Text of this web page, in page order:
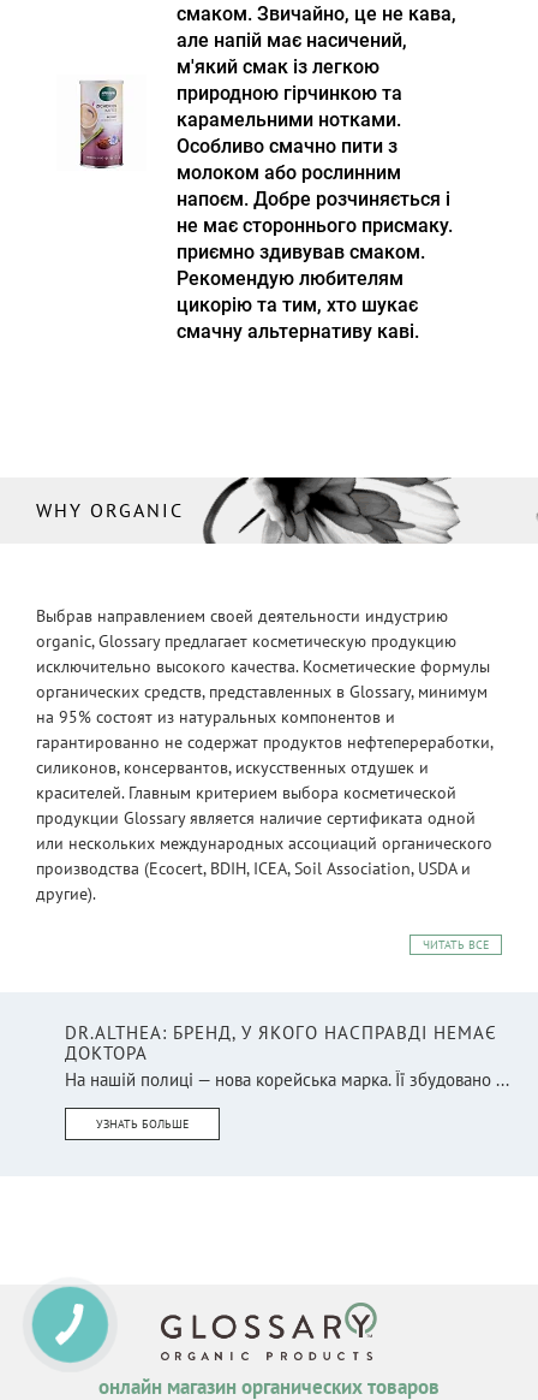
смаком. Звичайно, це не кава,
але напій має насичений,
м'який смак із легкою
природною гірчинкою та
карамельними нотками.
Особливо смачно пити з
молоком або рослинним
напоєм. Добре розчиняється і
не має стороннього присмаку.
приємно здивував смаком.
Рекомендую любителям
цикорію та тим, хто шукає
смачну альтернативу каві.
WHY ORGANIC
Выбрав направлением своей деятельности индустрию
organic, Glossary предлагает косметическую продукцию
исключительно высокого качества. Косметические формулы
органических средств, представленных в Glossary, минимум
на 95% состоят из натуральных компонентов и
гарантированно не содержат продуктов нефтепереработки,
силиконов, консервантов, искусственных отдушек и
красителей. Главным критерием выбора косметической
продукции Glossary является наличие сертификата одной
или нескольких международных ассоциаций органического
производства (Ecocert, BDIH, ICEA, Soil Association, USDA и
другие).
ЧИТАТЬ ВСЕ
DR.ALTHEA: БРЕНД, У ЯКОГО НАСПРАВДІ НЕМАЄ
ДОКТОРА
На нашій полиці — нова корейська марка. Її збудовано ...
УЗНАТЬ БОЛЬШЕ
онлайн магазин органических товаров